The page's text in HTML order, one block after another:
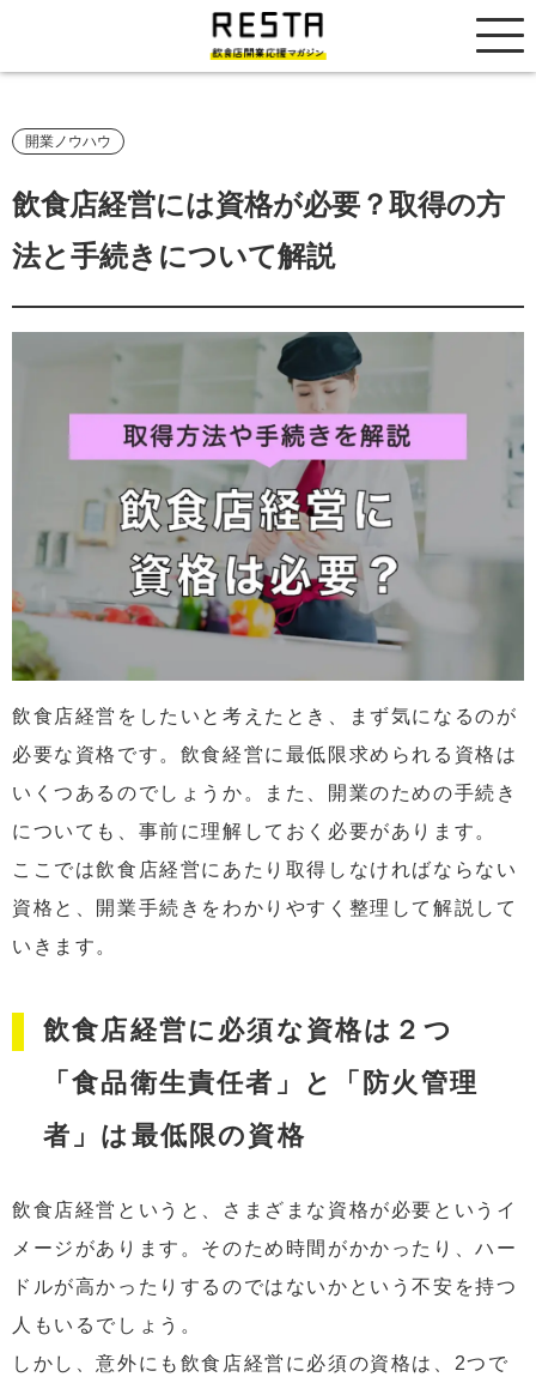
居抜き売却市場
開業ノウハウ
飲食店経営には資格が必要？取得の方
法と手続きについて解説
飲食店経営をしたいと考えたとき、まず気になるのが
必要な資格です。飲食経営に最低限求められる資格は
いくつあるのでしょうか。また、開業のための手続き
についても、事前に理解しておく必要があります。
ここでは飲食店経営にあたり取得しなければならない
資格と、開業手続きをわかりやすく整理して解説して
いきます。
飲食店経営に必須な資格は２つ
「食品衛生責任者」と「防火管理
者」は最低限の資格
飲食店経営というと、さまざまな資格が必要というイ
メージがあります。そのため時間がかかったり、ハー
ドルが高かったりするのではないかという不安を持つ
人もいるでしょう。
しかし、意外にも飲食店経営に必須の資格は、2つで